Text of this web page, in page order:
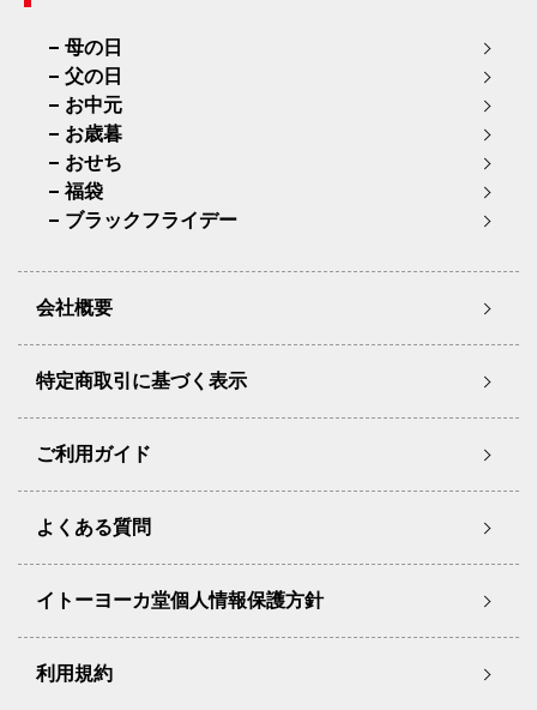
母の日
父の日
お中元
お歳暮
おせち
福袋
ブラックフライデー
会社概要
特定商取引に基づく表示
ご利用ガイド
よくある質問
イトーヨーカ堂個人情報保護方針
利用規約